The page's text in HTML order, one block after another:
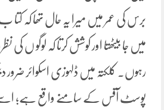
برس کی عمر میں میرا یہ حال تھا کہ کتا
میں جا بیٹھتا اور کوشش کرتا کہ لوگو ں
رہوں. کلکتہ میں ڈلہوزی اسکوائر ضرور
پوسٹ آفس کے سامنے واقع ہے؛ اسے